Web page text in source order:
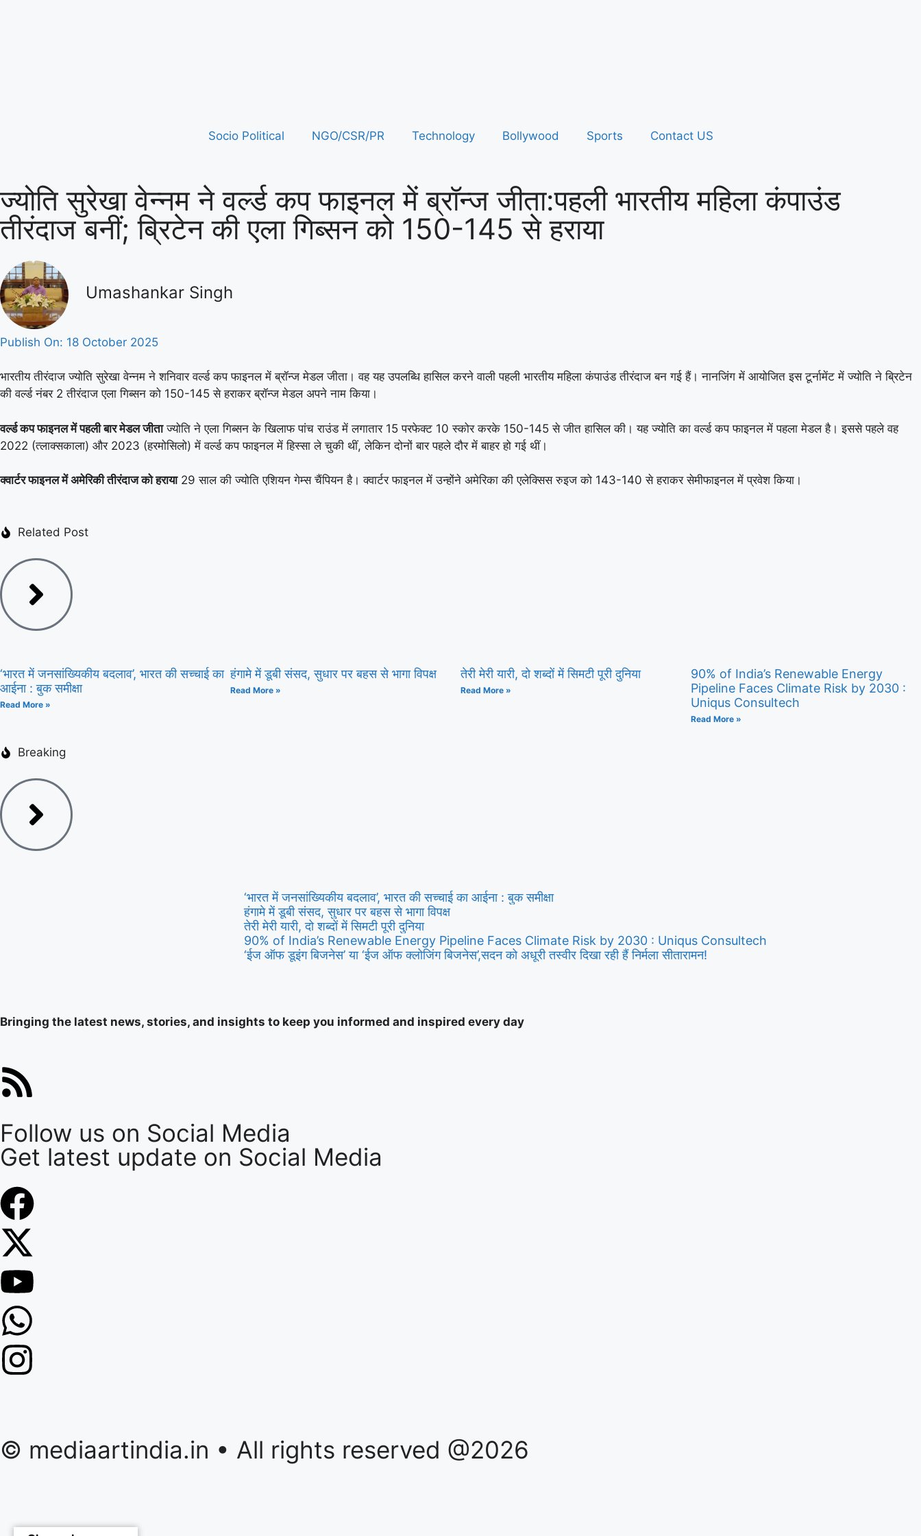
Socio Political NGO/CSR/PR Technology Bollywood Sports Contact US
ज्योति सुरेखा वेन्नम ने वर्ल्ड कप फाइनल में ब्रॉन्ज जीता:पहली भारतीय महिला कंपाउंड
तीरंदाज बनीं; ब्रिटेन की एला गिब्सन को 150-145 से हराया
Umashankar Singh
Publish On: 18 October 2025
भारतीय तीरंदाज ज्योति सुरेखा वेन्नम ने शनिवार वर्ल्ड कप फाइनल में ब्रॉन्ज मेडल जीता। वह यह उपलब्धि हासिल करने वाली पहली भारतीय महिला कंपाउंड तीरंदाज बन गई हैं। नानजिंग में आयोजित इस टूर्नामेंट में ज्योति ने ब्रिटेन
की वर्ल्ड नंबर 2 तीरंदाज एला गिब्सन को 150-145 से हराकर ब्रॉन्ज मेडल अपने नाम किया।
वर्ल्ड कप फाइनल में पहली बार मेडल जीताज्योति ने एला गिब्सन के खिलाफ पांच राउंड में लगातार 15 परफेक्ट 10 स्कोर करके 150-145 से जीत हासिल की। यह ज्योति का वर्ल्ड कप फाइनल में पहला मेडल है। इससे पहले वह
2022 (त्लाक्सकाला) और 2023 (हरमोसिलो) में वर्ल्ड कप फाइनल में हिस्सा ले चुकी थीं, लेकिन दोनों बार पहले दौर में बाहर हो गई थीं।
क्वार्टर फाइनल में अमेरिकी तीरंदाज को हराया29 साल की ज्योति एशियन गेम्स चैंपियन है। क्वार्टर फाइनल में उन्होंने अमेरिका की एलेक्सिस रुइज को 143-140 से हराकर सेमीफाइनल में प्रवेश किया।
Related Post
‘भारत में जनसांख्यिकीय बदलाव’, भारत की सच्चाई का
आईना : बुक समीक्षा
Read More »
हंगामे में डूबी संसद, सुधार पर बहस से भागा विपक्ष
Read More »
तेरी मेरी यारी, दो शब्दों में सिमटी पूरी दुनिया
Read More »
90% of India’s Renewable Energy
Pipeline Faces Climate Risk by 2030 :
Uniqus Consultech
Read More »
Breaking
‘भारत में जनसांख्यिकीय बदलाव’, भारत की सच्चाई का आईना : बुक समीक्षा
हंगामे में डूबी संसद, सुधार पर बहस से भागा विपक्ष
तेरी मेरी यारी, दो शब्दों में सिमटी पूरी दुनिया
90% of India’s Renewable Energy Pipeline Faces Climate Risk by 2030 : Uniqus Consultech
‘ईज ऑफ डूइंग बिजनेस’ या ‘ईज ऑफ क्लोजिंग बिजनेस’,सदन को अधूरी तस्वीर दिखा रही हैं निर्मला सीतारामन!
Bringing the latest news, stories, and insights to keep you informed and inspired every day
Follow us on Social Media
Get latest update on Social Media
© mediaartindia.in • All rights reserved @2026